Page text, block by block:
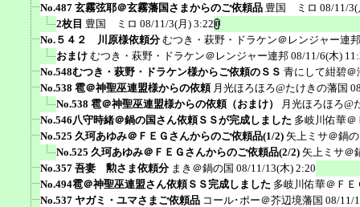
No.487 玄霧弦耶＠玄霧藩国さまからのご依頼品 豊国 ミロ 08/11/3(
2枚目 豊国 ミロ 08/11/3(月) 3:22
No.５４２ 川原様依頼分 むつき・萩野・ドラケン＠レンジャー連邦
おまけ むつき・萩野・ドラケン＠レンジャー連邦 08/11/6(木)
No.548むつき・萩野・ドラケン様からご依頼のＳＳ 青にして紺碧＠
No.538 雹＠神聖巫連盟様からの依頼 月光ほろほろ@たけきの藩国
No.538 雹＠神聖巫連盟様からの依頼（おまけ）
月光ほろほろ@
No.546八守時緒＠鍋の国さん依頼ＳＳが完成しました 多岐川佑華＠
No.525 久珂あゆみ＠ＦＥＧさんからのご依頼品(1/2) 矢上ミサ＠鍋
No.525 久珂あゆみ＠ＦＥＧさんからのご依頼品(2/2) 矢上ミサ＠
No.357 吾妻 勲さま依頼分 まき＠鍋の国 08/11/13(木) 2:20
No.494雹＠神聖巫連盟さん依頼ＳＳ完成しました 多岐川佑華＠ＦＥ
No.537 ヤガミ・ユマさまご依頼品 コール･ポー＠芥辺境藩国 08/11/